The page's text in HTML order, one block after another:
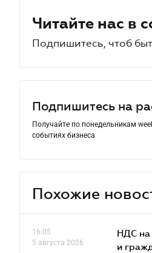
Читайте нас в
Подпишитесь, чтоб
Подпишитесь на
Получайте по понедельникам
событиях бизнеса
Похожие
16.05
5 августа 2026
НДС на
и